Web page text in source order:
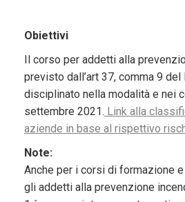
Obiettivi
Il corso per addetti alla
previsto dall’art 37, comma 9
disciplinato nella modalità e nei
settembre 2021. Link alla
aziende in base al rispettivo
Note:
Anche per i corsi di formazione
gli addetti alla prevenzione